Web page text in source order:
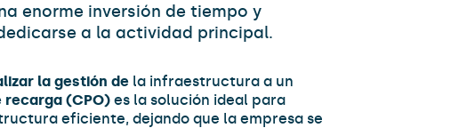
enorme inversión de tiempo y
a la actividad principal.
la gestión de la infraestructura a un
recarga (CPO) es la solución ideal para
eficiente, dejando que la empresa se